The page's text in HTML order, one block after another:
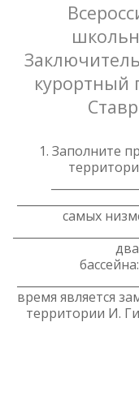
курортный
1. Заполните
самых
бассейна:
время является
территории И.